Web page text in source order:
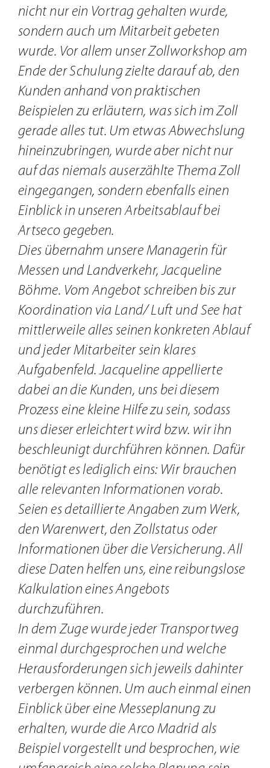
nicht nur ein Vortrag gehalten wurde,
sondern auch um Mitarbeit gebeten
wurde. Vor allem unser Zollworkshop am
Ende der Schulung zielte darauf ab, den
Kunden anhand von praktischen
Beispielen zu erläutern, was sich im Zoll
gerade alles tut. Um etwas Abwechslung
hineinzubringen, wurde aber nicht nur
auf das niemals auserzählte Thema Zoll
eingegangen, sondern ebenfalls einen
Einblick in unseren Arbeitsablauf bei
Artseco gegeben.
Dies übernahm unsere Managerin für
Messen und Landverkehr, Jacqueline
Böhme. Vom Angebot schreiben bis zur
Koordination via Land/ Luft und See hat
mittlerweile alles seinen konkreten Ablauf
und jeder Mitarbeiter sein klares
Aufgabenfeld. Jacqueline appellierte
dabei an die Kunden, uns bei diesem
Prozess eine kleine Hilfe zu sein, sodass
uns dieser erleichtert wird bzw. wir ihn
beschleunigt durchführen können. Dafür
benötigt es lediglich eins: Wir brauchen
alle relevanten Informationen vorab.
Seien es detaillierte Angaben zum Werk,
den Warenwert, den Zollstatus oder
Informationen über die Versicherung. All
diese Daten helfen uns, eine reibungslose
Kalkulation eines Angebots
durchzuführen.
In dem Zuge wurde jeder Transportweg
einmal durchgesprochen und welche
Herausforderungen sich jeweils dahinter
verbergen können. Um auch einmal einen
Einblick über eine Messeplanung zu
erhalten, wurde die Arco Madrid als
Beispiel vorgestellt und besprochen, wie